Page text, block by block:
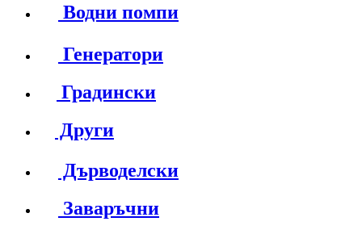
Водни помпи
Генератори
Градински
Други
Дърводелски
Заваръчни